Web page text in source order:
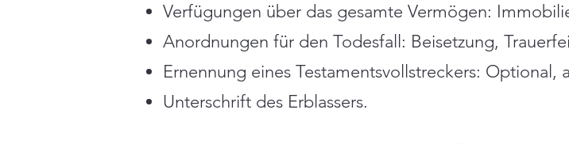
Verfügungen über das gesamte Vermögen:
Anordnungen für den Todesfall: Beisetzung,
Ernennung eines Testamentsvollstreckers: Optional,
Unterschrift des Erblassers.